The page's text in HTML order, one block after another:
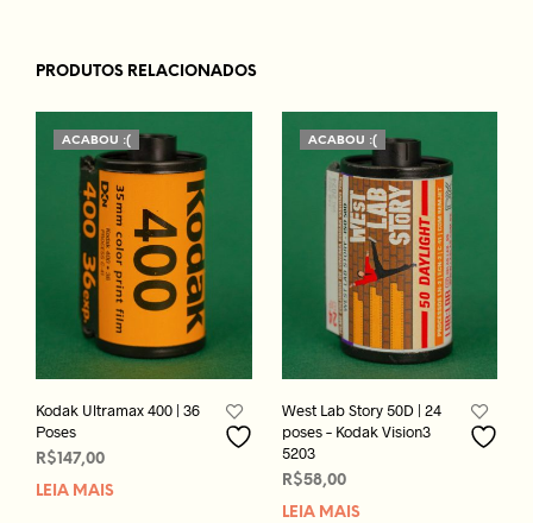
PRODUTOS RELACIONADOS
ACABOU :(
Kodak Ultramax 400 | 36
Poses
R$ 147,00
LEIA MAIS
ACABOU :(
West Lab Story 50D | 24
poses – Kodak Vision3
5203
R$58,00
LEIA MAIS